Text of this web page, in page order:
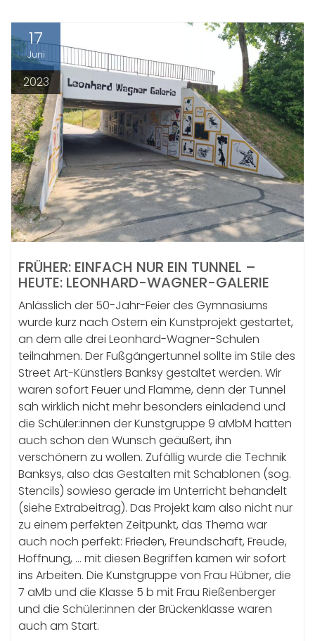
17
Juni
2023
FRÜHER: EINFACH NUR EIN TUNNEL –
HEUTE: LEONHARD-WAGNER-GALERIE
Anlässlich der 50-Jahr-Feier des Gymnasiums
wurde kurz nach Ostern ein Kunstprojekt gestartet,
an dem alle drei Leonhard-Wagner-Schulen
teilnahmen. Der Fußgängertunnel sollte im Stile des
Street Art-Künstlers Banksy gestaltet werden. Wir
waren sofort Feuer und Flamme, denn der Tunnel
sah wirklich nicht mehr besonders einladend und
die Schüler:innen der Kunstgruppe 9 aMbM hatten
auch schon den Wunsch geäußert, ihn
verschönern zu wollen. Zufällig wurde die Technik
Banksys, also das Gestalten mit Schablonen (sog.
Stencils) sowieso gerade im Unterricht behandelt
(siehe Extrabeitrag). Das Projekt kam also nicht nur
zu einem perfekten Zeitpunkt, das Thema war
auch noch perfekt: Frieden, Freundschaft, Freude,
Hoffnung, … mit diesen Begriffen kamen wir sofort
ins Arbeiten. Die Kunstgruppe von Frau Hübner, die
7 aMb und die Klasse 5 b mit Frau Rießenberger
und die Schüler:innen der Brückenklasse waren
auch am Start.